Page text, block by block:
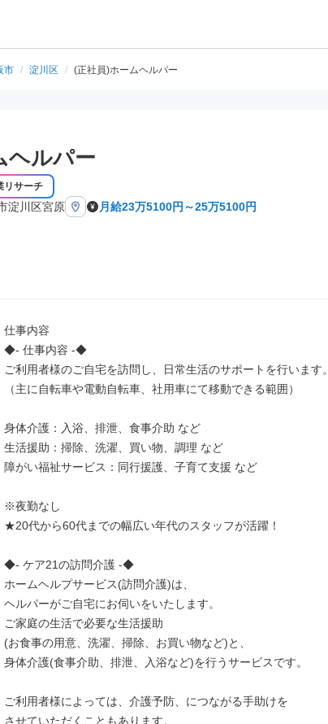
市 / 淀川区 / (正社員)ホームヘルパー
ヘルパー
リサーチ
淀川区宮原 月給23万5100円～25万5100円
仕事内容
◆- 仕事内容 -◆
ご利用者様のご自宅を訪問し、日常生活のサポートを行います。
（主に自転車や電動自転車、社用車にて移動できる範囲）
身体介護：入浴、排泄、食事介助 など
生活援助：掃除、洗濯、買い物、調理 など
障がい福祉サービス：同行援護、子育て支援 など
※夜勤なし
★20代から60代までの幅広い年代のスタッフが活躍！
◆- ケア21の訪問介護 -◆
ホームヘルプサービス(訪問介護)は、
ヘルパーがご自宅にお伺いをいたします。
ご家庭の生活で必要な生活援助
(お食事の用意、洗濯、掃除、お買い物など)と、
身体介護(食事介助、排泄、入浴など)を行うサービスです。
ご利用者様によっては、介護予防、につながる手助けを
させていただくこともあります。